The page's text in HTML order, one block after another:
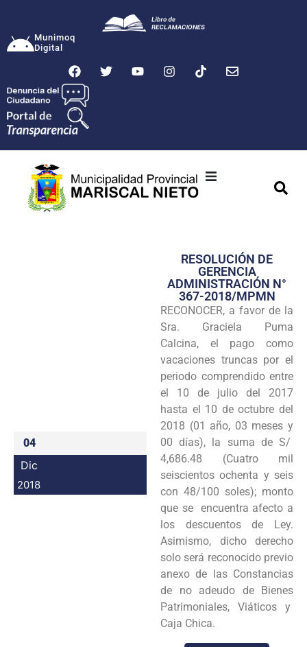
Munimoq
Digital
Transparencia
Seguridad
Programas
Intranet
04
Dic
2018
RESOLUCIÓN DE
GERENCIA
ADMINISTRACIÓN N°
367-2018/MPMN
RECONOCER, a favor de la
Sra. Graciela Puma
Calcina, el pago como
vacaciones truncas por el
periodo comprendido entre
el 10 de julio del 2017
hasta el 10 de octubre del
2018 (01 año, 03 meses y
00 días), la suma de S/
4,686.48 (Cuatro mil
seiscientos ochenta y seis
con 48/100 soles); monto
que se encuentra afecto a
los descuentos de Ley.
Asimismo, dicho derecho
solo será reconocido previo
anexo de las Constancias
de no adeudo de Bienes
Patrimoniales, Viáticos y
Caja Chica.